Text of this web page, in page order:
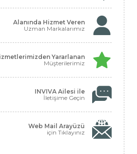
Alanında Hizmet Veren
Uzman Markalarımız
Yararlanan
Müşterilerimiz
INVIVA Ailesi ile
İletişime Geçin
Web Mail Arayüzü
için Tıklayınız